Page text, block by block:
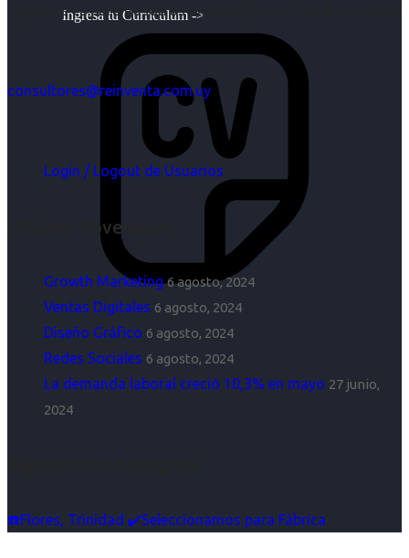
Ingresa tu Curriculum ->
objetivos es para nosotros un trabajo, pero antes un placer.
consultores@reinventa.com.uy
Login / Logout de Usuarios
Últimas Novedades
Growth Marketing 6 agosto, 2024
Ventas Digitales 6 agosto, 2024
Diseño Gráfico 6 agosto, 2024
Redes Sociales 6 agosto, 2024
La demanda laboral creció 10,3% en mayo 27 junio,
2024
☎️Flores, Trinidad ✔️Seleccionamos para Fábrica